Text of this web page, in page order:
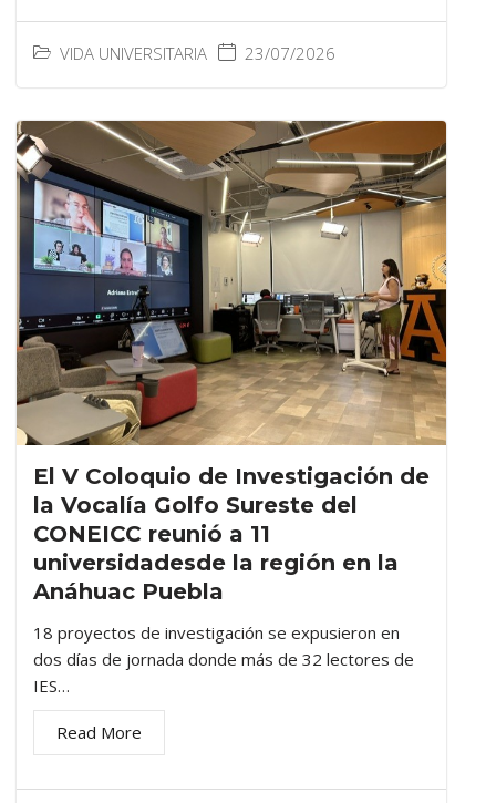
VIDA UNIVERSITARIA 23/07/2026
El V Coloquio de Investigación de
la Vocalía Golfo Sureste del
CONEICC reunió a 11
universidadesde la región en la
Anáhuac Puebla
18 proyectos de investigación se expusieron en
dos días de jornada donde más de 32 lectores de
IES…
Read More